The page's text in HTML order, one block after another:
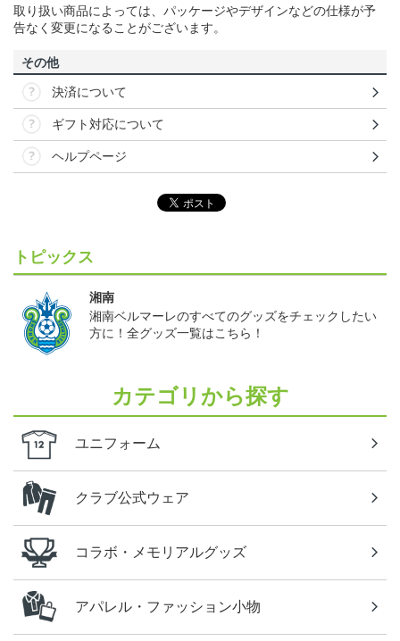
取り扱い商品によっては、パッケージやデザインなどの仕様が予
告なく変更になることがございます。
その他
決済について
ギフト対応について
ヘルプページ
トピックス
湘南
湘南ベルマーレのすべてのグッズをチェックしたい
方に！全グッズ一覧はこちら！
カテゴリから探す
ユニフォーム
クラブ公式ウェア
コラボ・メモリアルグッズ
アパレル・ファッション小物